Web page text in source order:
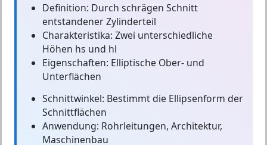
Definition: Durch schrägen Schnitt
entstandener Zylinderteil
Charakteristika: Zwei unterschiedliche
Höhen hs und hl
Eigenschaften: Elliptische Ober- und
Unterflächen
Schnittwinkel: Bestimmt die Ellipsenform der
Schnittflächen
Anwendung: Rohrleitungen, Architektur,
Maschinenbau